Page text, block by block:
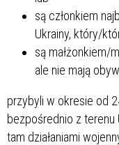
są członkiem
Ukrainy, który/
są małżonkiem/
ale nie mają
przybyli w okresie od
bezpośrednio z terenu
tam działaniami